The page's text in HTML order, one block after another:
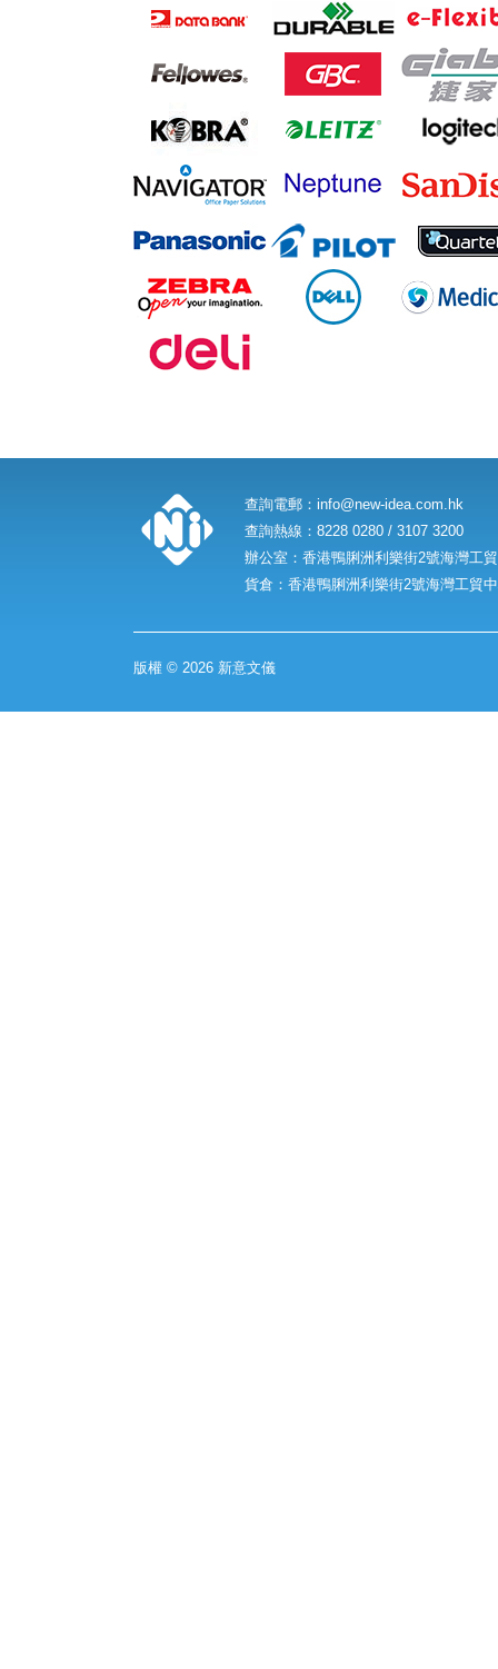
查詢電郵： info@new-idea.com.hk
查詢熱線：8228 0280 / 3107 3200
辦公室：香港鴨脷洲利樂街2號海灣工
貨倉：香港鴨脷洲利樂街2號海灣工貿
版權 © 2026 新意文儀